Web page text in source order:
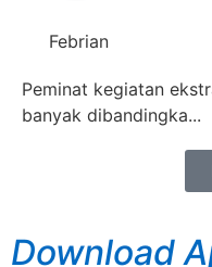
Febrian
Peminat kegiatan
banyak dibandingka...
Download